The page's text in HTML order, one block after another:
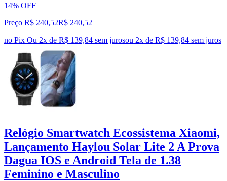
14% OFF
Preço R$ 240,52R$ 240,52
no Pix Ou 2x de R$ 139,84 sem jurosou 2x de R$ 139,84 sem juros
Relógio Smartwatch Ecossistema Xiaomi,
Lançamento Haylou Solar Lite 2 A Prova
Dagua IOS e Android Tela de 1.38
Feminino e Masculino